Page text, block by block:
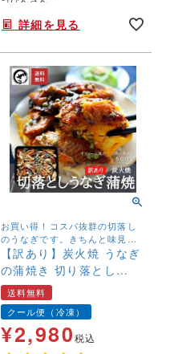
詳細を見る
お買い得！コスパ抜群の切落し
のうなぎです。きちんと味見を
して、コレ！というものを厳選
しております。
【訳あり】炭火焼 うなぎ
の蒲焼き 切り落とし
500g 送料無料 刻み
きざみ カット済 ご自
宅用 お買い得 ウナ
ギ 鰻 中国産 冷凍便
送料無料
クール便（冷凍）
¥2,980税込